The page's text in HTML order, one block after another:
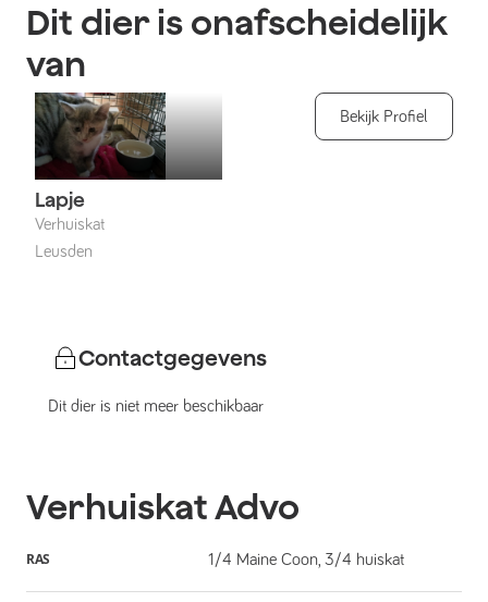
Dit dier is onafscheidelijk
van
Lapje
Verhuiskat
Leusden
Bekijk Profiel
Contactgegevens
Dit dier is niet meer beschikbaar
VerhuiskatAdvo
RAS 1/4 Maine Coon, 3/4 huiskat